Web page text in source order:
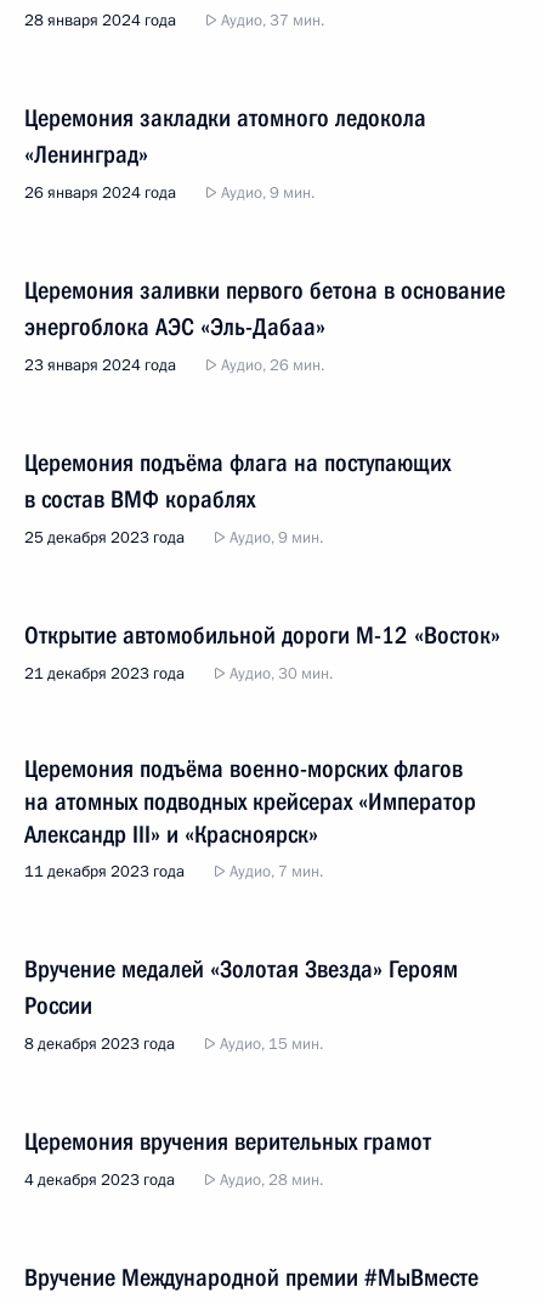
28 января 2024 года Аудио, 37 мин.
Церемония закладки атомного ледокола
«Ленинград»
26 января 2024 года Аудио, 9 мин.
Церемония заливки первого бетона в основание
энергоблока АЭС «Эль-Дабаа»
23 января 2024 года Аудио, 26 мин.
Церемония подъёма флага на поступающих
в состав ВМФ кораблях
25 декабря 2023 года Аудио, 9 мин.
Открытие автомобильной дороги М-12 «Восток»
21 декабря 2023 года Аудио, 30 мин.
Церемония подъёма военно-морских флагов
на атомных подводных крейсерах «Император
Александр III» и «Красноярск»
11 декабря 2023 года Аудио, 7 мин.
Вручение медалей «Золотая Звезда» Героям
России
8 декабря 2023 года Аудио, 15 мин.
Церемония вручения верительных грамот
4 декабря 2023 года Аудио, 28 мин.
Вручение Международной премии #МыВместе